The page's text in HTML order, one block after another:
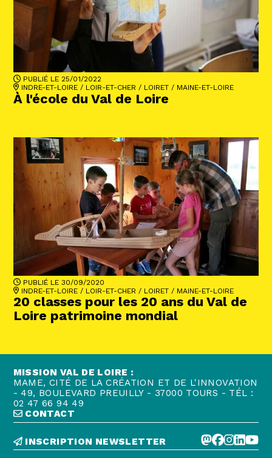
PUBLIÉ LE 25/01/2022
INDRE-ET-LOIRE /LOIR-ET-CHER /LOIRET /MAINE-ET-LOIRE
À l'école du Val de Loire
PUBLIÉ LE 30/09/2020
INDRE-ET-LOIRE /LOIR-ET-CHER /LOIRET /MAINE-ET-LOIRE
20 classes pour les 20 ans du Val de
Loire patrimoine mondial
MISSION VAL DE LOIRE :
MAME, CITÉ DE LA CRÉATION ET DE L'INNOVATION
- 49, BOULEVARD PREUILLY - 37000 TOURS - TÉL :
02 47 66 94 49
CONTACT
INSCRIPTION NEWSLETTER